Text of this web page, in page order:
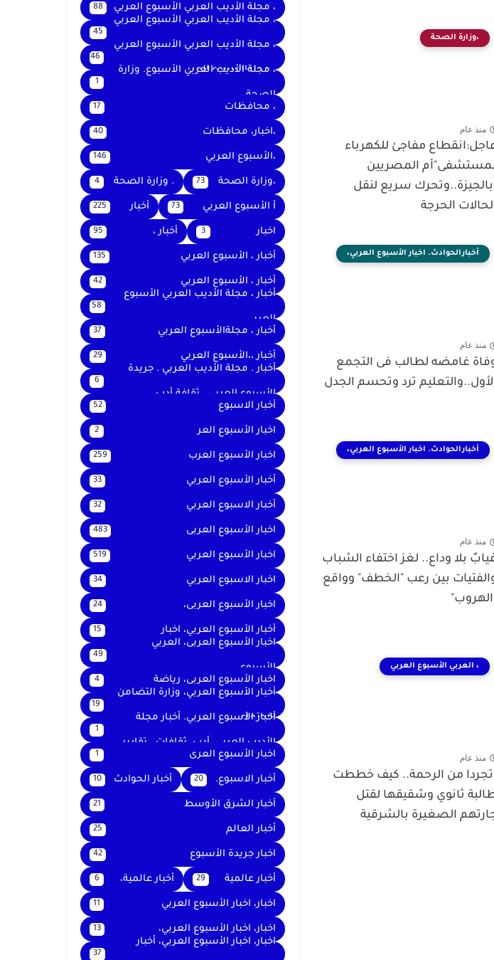
،وزارة الصحة
منذ عام
مفاجئ للكهرباء
المصريين
سريع لنقل
الحرجة
أخبارالحوادث. اخبار الأسبوع العربي،
منذ عام
غامضه لطالب فى التجمع
ترد وتحسم الجدل
أخبارالحوادث. اخبار الأسبوع العربي،
منذ عام
بلا وداع.. لغز اختفاء الشباب
بين رعب "الخطف" وواقع
، العربي الأسبوع العربي
منذ عام
من الرحمة.. كيف خططت
ثانوي وشقيقها لقتل
الصغيرة بالشرقية
، مجلة الأديب العربي الأسبوع العربي 88
، مجلة الأديب العربي الأسبوع العربي
،
45
، مجلة الأديب العربي الأسبوع العربي
، مجلةالأسبوع العربي
46
، مجلة الأديب العربي الأسبوع. وزارة
الصحة
1
، محافظات 17
،اخبار، محافظات 40
،الأسبوع العربي 146
،وزارة الصحة 73 . وزارة الصحة 4
أ الأسبوع العربي 73 أخبار 225
اخبار 3 أخبار ، 95
أخبار ، الأسبوع العربي 135
أخبار ، الأسبوع العربي 42
أخبار ، مجلة الأديب العربي الأسبوع
العربي
58
أخبار ، مجلةالأسبوع العربي 37
أخبار ،،الأسبوع العربي 29
أخبار . مجلة الأديب العربي . جريدة
الأسبوع العربي . ثقافة أدب
6
أخبار الاسبوع 52
اخبار الأسبوع العر 2
اخبار الأسبوع العرب 259
أخبار الأسبوع العربي 33
أخبار الاسبوع العربي 32
اخبار الأسبوع العربى 483
اخبار الأسبوع العربي 519
اخبار الاسبوع العربي 34
اخبار الأسبوع العربى، 24
أخبار الأسبوع العربي، اخبار 15
اخبار الأسبوع العربى، العربي
الأسبوع
49
اخبار الأسبوع العربى، رياضة 4
أخبار الأسبوع العربي، وزارة التضامن
الاجتماعي
19
أخبار الأسبوع العربي. أخبار مجلة
الأديب العربي. أدب. ثقافات . تقارير .
1
اخبار الأسبوع العرى 1
أخبار الاسبوع. 20 أخبار الحوادث 10
أخبار الشرق الأوسط 21
أخبار العالم 25
اخبار جريدة الأسبوع 42
أخبار عالمية 29 أخبار عالمية، 6
اخبار، اخبار الأسبوع العربي 11
اخبار، اخبار الأسبوع العربي، 13
اخبار، اخبار الأسبوع العربي، أخبار
37